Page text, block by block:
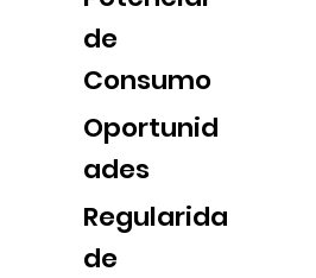
de
Consumo
Oportunid
ades
Regularida
de